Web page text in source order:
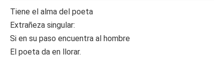
Tiene el alma del poeta
Extrañeza singular:
Si en su paso encuentra al hombre
El poeta da en llorar.